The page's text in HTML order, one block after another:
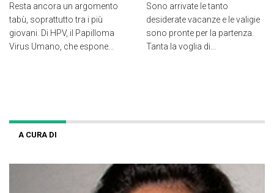
Resta ancora un argomento
tabù, soprattutto tra i più
giovani. Di HPV, il Papilloma
Virus Umano, che espone...
Sono arrivate le tanto
desiderate vacanze e le valigie
sono pronte per la partenza.
Tanta la voglia di...
A CURA DI